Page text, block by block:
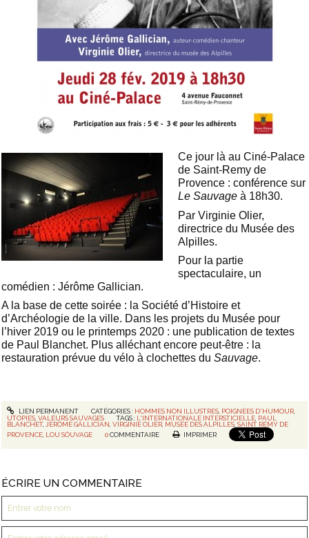
Ce jour là au Ciné-Palace
de Saint-Remy de
Provence : conférence sur
Le Sauvage à 18h30.
Par Virginie Olier,
directrice du Musée des
Alpilles.
Pour la partie
spectaculaire, un
comédien : Jérôme Gallician.
A la base de cette soirée : la Société d’Histoire et
d’Archéologie de la ville. Dans les projets du Musée pour
l’hiver 2019 ou le printemps 2020 : une publication de textes
de Paul Blanchet. Plus alléchant encore peut-être : la
restauration prévue du vélo à clochettes du Sauvage.
LIEN PERMANENT CATÉGORIES : HOMMES NON ILLUSTRES, POIGNÉES D'HUMOUR,
UTOPIES,VALEURS SAUVAGES TAGS : L'INTERNATIONALE INTERSTICIELLE, PAUL
BLANCHET,JERÔME GALLICIAN,VIRGINIE OLIER, MUSÉE DES ALPILLES,SAINT RÉMY DE
PROVENCE LOU SÒUVAGE 0 COMMENTAIRE IMPRIMER
ÉCRIRE UN COMMENTAIRE